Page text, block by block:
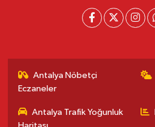
Antalya Nöbetçi
Eczaneler
Antalya Trafik Yoğunluk